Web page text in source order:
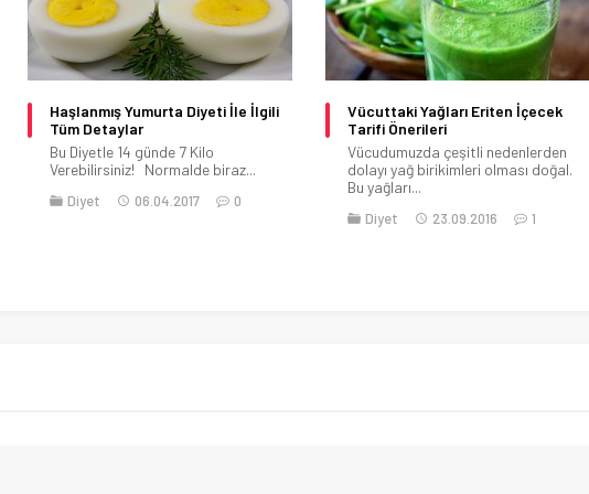
Vücuttaki Yağları Eriten İçecek
Tarifi Önerileri
Vücudumuzda çeşitli nedenlerden
dolayı yağ birikimleri olması doğal.
Goji Berry’nin İnanamayacağınız
Etkisi ve Faydaları
Sağlığımız hayatımızdaki en dikkat
etmemiz gereken birinci
konumuzdur.Sağlığımız için modern...
Diyet Güzellik
Style Kadın